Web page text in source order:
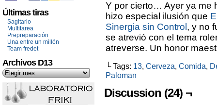
Últimas tiras
Sagitario
Multitarea
Prepreparación
Una entre un millón
Team fredet
Archivos D13
Y por cierto… Ayer ya me
hizo especial ilusión que
Sinergia sin Control , y no
se atrevió con el tema
atreverse. Un honor
└ Tags: 13, Cerveza, Comida,
Paloman
Discussion (24) ¬